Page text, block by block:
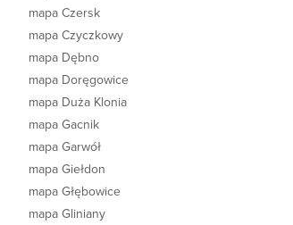
mapa Czersk
mapa Czyczkowy
mapa Dębno
mapa Doręgowice
mapa Duża Klonia
mapa Gacnik
mapa Garwół
mapa Giełdon
mapa Głębowice
mapa Gliniany